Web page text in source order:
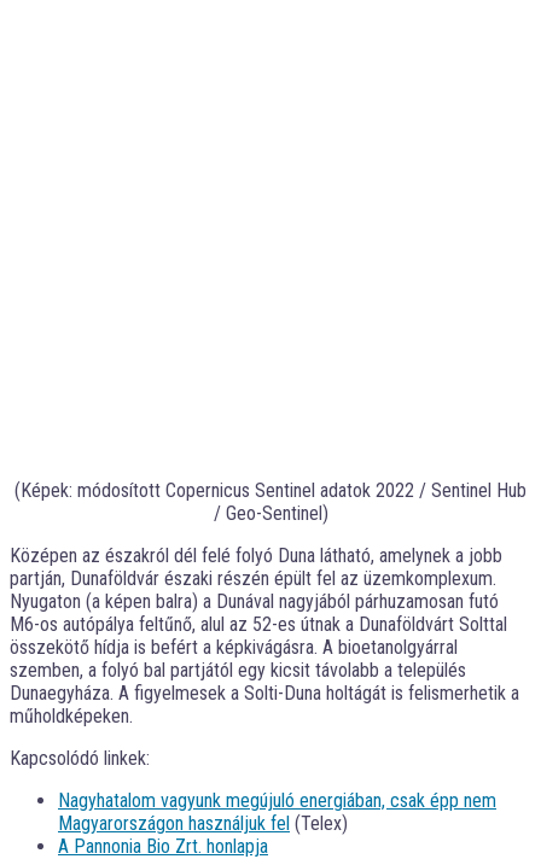
(Képek: módosított Copernicus Sentinel adatok 2022 / Sentinel Hub
/ Geo-Sentinel)
Középen az északról dél felé folyó Duna látható, amelynek a jobb
partján, Dunaföldvár északi részén épült fel az üzemkomplexum.
Nyugaton (a képen balra) a Dunával nagyjából párhuzamosan futó
M6-os autópálya feltűnő, alul az 52-es útnak a Dunaföldvárt Solttal
összekötő hídja is befért a képkivágásra. A bioetanolgyárral
szemben, a folyó bal partjától egy kicsit távolabb a település
Dunaegyháza. A figyelmesek a Solti-Duna holtágát is felismerhetik a
műholdképeken.
Kapcsolódó linkek:
Nagyhatalom vagyunk megújuló energiában, csak épp nem
Magyarországon használjuk fel (Telex)
A Pannonia Bio Zrt. honlapja